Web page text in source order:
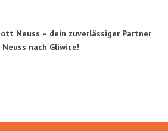
Neuss – dein zuverlässiger Partner
nach Gliwice!